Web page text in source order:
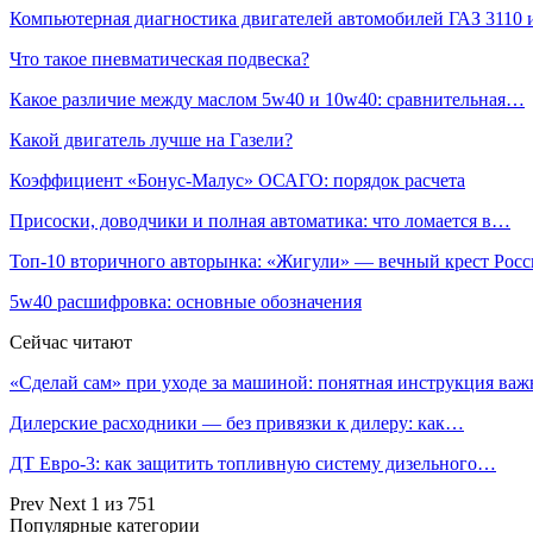
Компьютерная диагностика двигателей автомобилей ГАЗ
Что такое пневматическая подвеска?
Какое различие между маслом 5w40 и 10w40: сравнительная…
Какой двигатель лучше на Газели?
Коэффициент «Бонус-Малус» ОСАГО: порядок расчета
Присоски, доводчики и полная автоматика: что ломается в…
Топ-10 вторичного авторынка: «Жигули» — вечный крест
5w40 расшифровка: основные обозначения
Сейчас читают
«Сделай сам» при уходе за машиной: понятная инструкция
Дилерские расходники — без привязки к дилеру: как…
ДТ Евро-3: как защитить топливную систему дизельного…
Prev Next 1 из 751
Популярные категории